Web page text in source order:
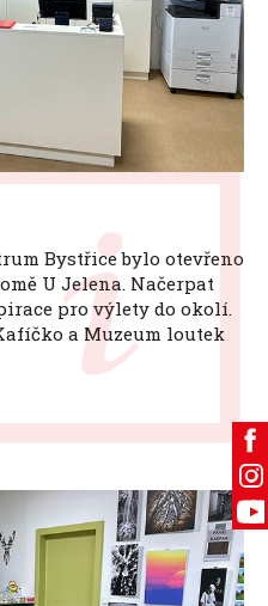
Bystřice bylo otevřeno
U Jelena. Načerpat
pro výlety do okolí.
a Muzeum loutek